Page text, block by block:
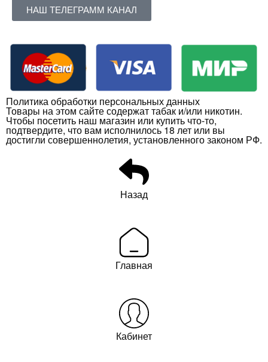
НАШ ТЕЛЕГРАММ КАНАЛ
Политика обработки персональных данных
Товары на этом сайте содержат табак и/или никотин.
Чтобы посетить наш магазин или купить что-то,
подтвердите, что вам исполнилось 18 лет или вы
достигли совершеннолетия, установленного законом РФ.
Назад
Главная
Кабинет